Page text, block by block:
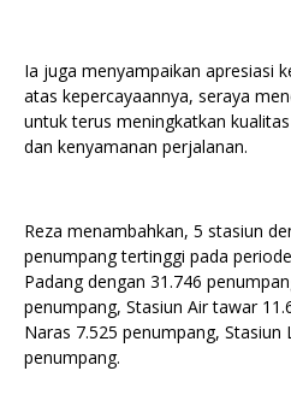
Ia juga menyampaikan apresiasi
atas kepercayaannya, seraya
untuk terus meningkatkan
dan kenyamanan perjalanan.
Reza menambahkan, 5 stasiun
penumpang tertinggi pada
Padang dengan 31.746
penumpang, Stasiun Air tawar
Naras 7.525 penumpang, Stasiun
penumpang.